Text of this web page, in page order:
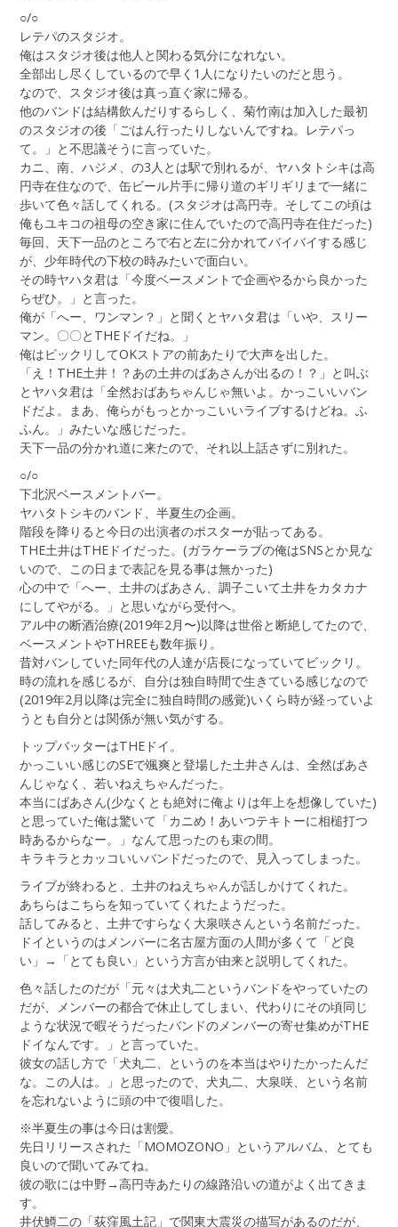
○/○
レテパのスタジオ。
俺はスタジオ後は他人と関わる気分になれない。
全部出し尽くしているので早く1人になりたいのだと思う。
なので、スタジオ後は真っ直ぐ家に帰る。
他のバンドは結構飲んだりするらしく、菊竹南は加入した最初
のスタジオの後「ごはん行ったりしないんですね。レテパっ
て。」と不思議そうに言っていた。
カニ、南、ハジメ、の3人とは駅で別れるが、ヤハタトシキは高
円寺在住なので、缶ビール片手に帰り道のギリギリまで一緒に
歩いて色々話してくれる。(スタジオは高円寺。そしてこの頃は
俺もユキコの祖母の空き家に住んでいたので高円寺在住だった)
毎回、天下一品のところで右と左に分かれてバイバイする感じ
が、少年時代の下校の時みたいで面白い。
その時ヤハタ君は「今度ベースメントで企画やるから良かった
らぜひ。」と言った。
俺が「へー、ワンマン？」と聞くとヤハタ君は「いや、スリー
マン。〇〇とTHEドイだね。」
俺はビックリしてOKストアの前あたりで大声を出した。
「え！THE土井！？あの土井のばあさんが出るの！？」と叫ぶ
とヤハタ君は「全然おばあちゃんじゃ無いよ。かっこいいバン
ドだよ。まあ、俺らがもっとかっこいいライブするけどね。ふ
ふん。」みたいな感じだった。
天下一品の分かれ道に来たので、それ以上話さずに別れた。
○/○
下北沢ベースメントバー。
ヤハタトシキのバンド、半夏生の企画。
階段を降りると今日の出演者のポスターが貼ってある。
THE土井はTHEドイだった。(ガラケーラブの俺はSNSとか見な
いので、この日まで表記を見る事は無かった)
心の中で「へー、土井のばあさん、調子こいて土井をカタカナ
にしてやがる。」と思いながら受付へ。
アル中の断酒治療(2019年2月〜)以降は世俗と断絶してたので、
ベースメントやTHREEも数年振り。
昔対バンしていた同年代の人達が店長になっていてビックリ。
時の流れを感じるが、自分は独自時間で生きている感じなので
(2019年2月以降は完全に独自時間の感覚)いくら時が経っていよ
うとも自分とは関係が無い気がする。
トップバッターはTHEドイ。
かっこいい感じのSEで颯爽と登場した土井さんは、全然ばあさ
んじゃなく、若いねえちゃんだった。
本当にばあさん(少なくとも絶対に俺よりは年上を想像していた)
と思っていた俺は驚いて「カニめ！あいつテキトーに相槌打つ
時あるからなー。」なんて思ったのも束の間。
キラキラとカッコいいバンドだったので、見入ってしまった。
ライブが終わると、土井のねえちゃんが話しかけてくれた。
あちらはこちらを知っていてくれたようだった。
話してみると、土井ですらなく大泉咲さんという名前だった。
ドイというのはメンバーに名古屋方面の人間が多くて「ど良
い」→「とても良い」という方言が由来と説明してくれた。
色々話したのだが「元々は犬丸二というバンドをやっていたの
だが、メンバーの都合で休止してしまい、代わりにその頃同じ
ような状況で暇そうだったバンドのメンバーの寄せ集めがTHE
ドイなんです。」と言っていた。
彼女の話し方で「犬丸二、というのを本当はやりたかったんだ
な。この人は。」と思ったので、犬丸二、大泉咲、という名前
を忘れないように頭の中で復唱した。
※半夏生の事は今日は割愛。
先日リリースされた「MOMOZONO」というアルバム、とても
良いので聞いてみてね。
彼の歌には中野→高円寺あたりの線路沿いの道がよく出てきま
す。
井伏鱒二の「荻窪風土記」で関東大震災の描写があるのだが、